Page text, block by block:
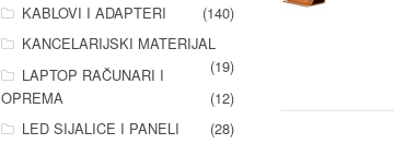
KABLOVI I ADAPTERI
(140)
KANCELARIJSKI MATERIJAL
(19)
LAPTOP RAČUNARI I
OPREMA
(12)
LED SIJALICE I PANELI
(28)